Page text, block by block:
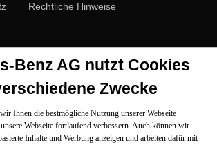
Rechtliche Hinweise
Benz AG nutzt Cookies
Zwecke
Ihnen die bestmögliche Nutzung unserer Webseite
Webseite fortlaufend verbessern. Auch können wir
Inhalte und Werbung anzeigen und arbeiten dafür mit